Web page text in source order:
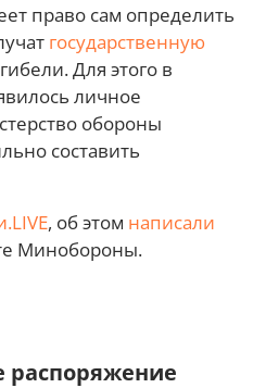
право сам определить
государственную
Для этого в
личное
обороны
составить
, об этом написали
Минобороны.
распоряжение